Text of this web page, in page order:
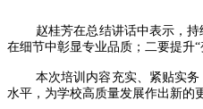
赵桂芳在总结讲话中表示，
在细节中彰显专业品质；二要提升
本次培训内容充实、紧贴实
水平，为学校高质量发展作出新的